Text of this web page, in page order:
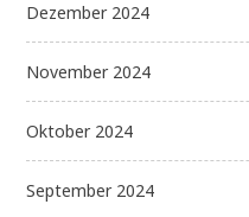
Dezember 2024
November 2024
Oktober 2024
September 2024